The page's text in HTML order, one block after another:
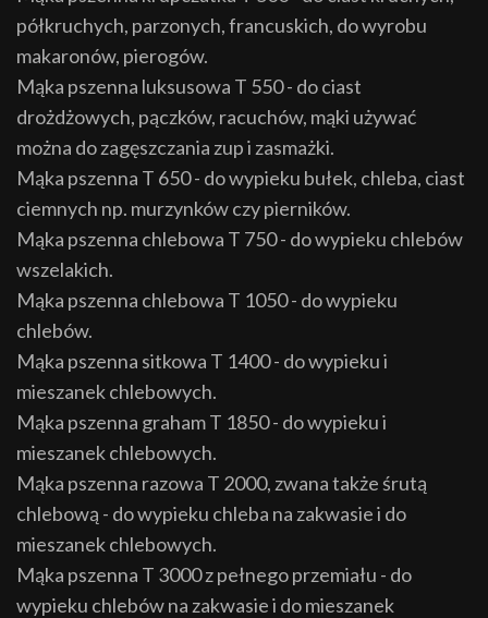
półkruchych, parzonych, francuskich, do wyrobu
makaronów, pierogów.
Mąka pszenna luksusowa T 550 - do ciast
drożdżowych, pączków, racuchów, mąki używać
można do zagęszczania zup i zasmażki.
Mąka pszenna T 650 - do wypieku bułek, chleba, ciast
ciemnych np. murzynków czy pierników.
Mąka pszenna chlebowa T 750 - do wypieku chlebów
wszelakich.
Mąka pszenna chlebowa T 1050 - do wypieku
chlebów.
Mąka pszenna sitkowa T 1400 - do wypieku i
mieszanek chlebowych.
Mąka pszenna graham T 1850 - do wypieku i
mieszanek chlebowych.
Mąka pszenna razowa T 2000, zwana także śrutą
chlebową - do wypieku chleba na zakwasie i do
mieszanek chlebowych.
Mąka pszenna T 3000 z pełnego przemiału - do
wypieku chlebów na zakwasie i do mieszanek